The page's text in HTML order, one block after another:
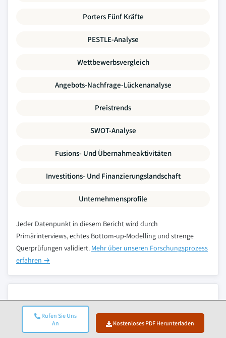
Rufen Sie Uns
An
Kostenloses PDF Herunterladen
Porters Fünf Kräfte
PESTLE-Analyse
Wettbewerbsvergleich
Angebots-Nachfrage-Lückenanalyse
Preistrends
SWOT-Analyse
Fusions- Und Übernahmeaktivitäten
Investitions- Und Finanzierungslandschaft
Unternehmensprofile
Jeder Datenpunkt in diesem Bericht wird durch
Primärinterviews, echtes Bottom-up-Modelling und strenge
Querprüfungen validiert. Mehr über unseren Forschungsprozess
erfahren →
Verwandte Berichte